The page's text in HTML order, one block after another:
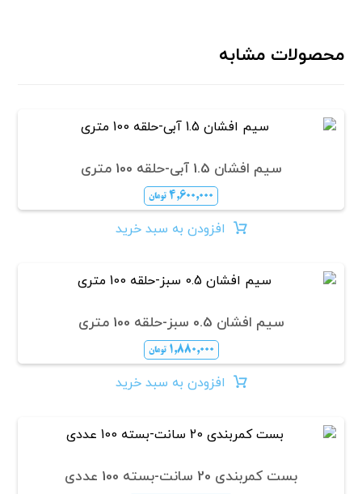
محصولات مشابه
سیم افشان 1.5 آبی-حلقه 100 متری
۴,۶۰۰,۰۰۰ تومان
افزودن به سبد خرید
سیم افشان 0.5 سبز-حلقه 100 متری
۱,۸۸۰,۰۰۰ تومان
افزودن به سبد خرید
بست کمربندی 20 سانت-بسته 100 عددی